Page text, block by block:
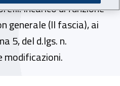
Incarico di funzione
generale (II fascia), ai
5, del d.lgs. n.
modificazioni.